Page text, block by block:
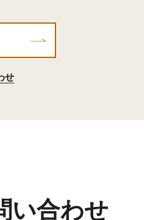
せ
い合わせ